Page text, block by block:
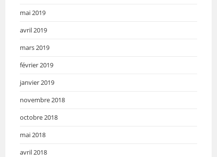
mai 2019
avril 2019
mars 2019
février 2019
janvier 2019
novembre 2018
octobre 2018
mai 2018
avril 2018